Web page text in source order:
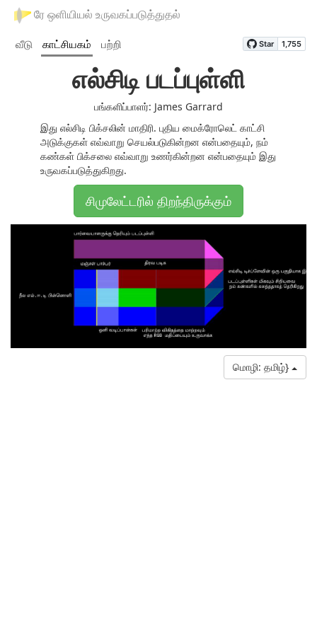
ரே ஒளியியல் உருவகப்படுத்துதல்
வீடு காட்சியகம் பற்றி
எல்சிடி படப்புள்ளி
பங்களிப்பாளர்: James Garrard
இது எல்சிடி பிக்சலின் மாதிரி. புதிய மைக்ரோலெட் காட்சி
அடுக்குகள் எவ்வாறு செயல்படுகின்றன என்பதையும், நம்
கண்கள் பிக்சலை எவ்வாறு உணர்கின்றன என்பதையும் இது
உருவகப்படுத்துகிறது.
சிமுலேட்டரில் திறந்திருக்கும்
மொழி: தமிழ்}